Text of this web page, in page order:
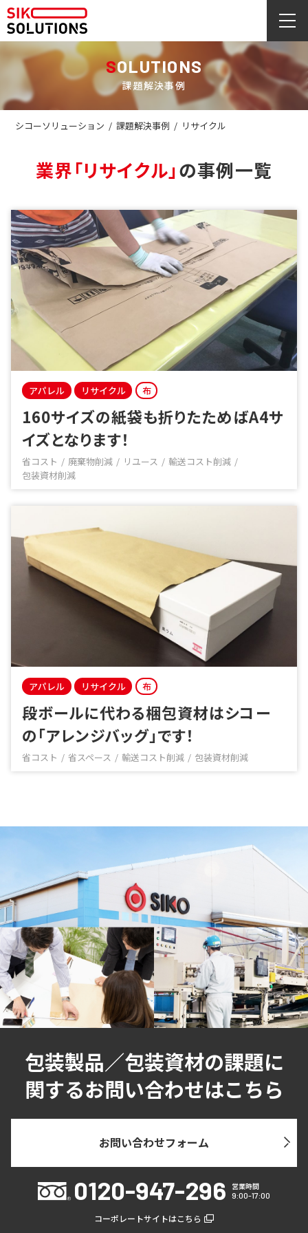
SOLUTIONS
課題解決事例
シコーソリューション / 課題解決事例 / リサイクル
業界「リサイクル」の事例一覧
アパレル リサイクル 布
160サイズの紙袋も折りたためばA4サ
イズとなります！
省コスト 廃棄物削減 リユース
輸送コスト削減
包装資材削減
アパレル リサイクル 布
段ボールに代わる梱包資材はシコー
の「アレンジバッグ」です！
省コスト 省スペース 輸送コスト削減 包装資材削減
包装製品／包装資材の課題に
関するお問い合わせはこちら
お問い合わせフォーム
0120-947-296 営業時間
9:00-17:00
コーポレートサイトはこちら